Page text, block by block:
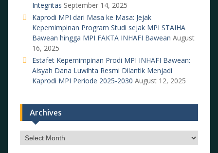
Integritas September 14, 2025
Kaprodi MPI dari Masa ke Masa: Jejak
Kepemimpinan Program Studi sejak MPI STAIHA
Bawean hingga MPI FAKTA INHAFI Bawean August
16, 2025
Estafet Kepemimpinan Prodi MPI INHAFI Bawean:
Aisyah Dana Luwihta Resmi Dilantik Menjadi
Kaprodi MPI Periode 2025-2030 August 12, 2025
Archives
Archives